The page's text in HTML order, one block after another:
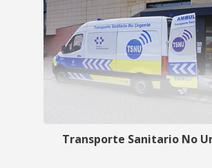
Transporte Sanitario No